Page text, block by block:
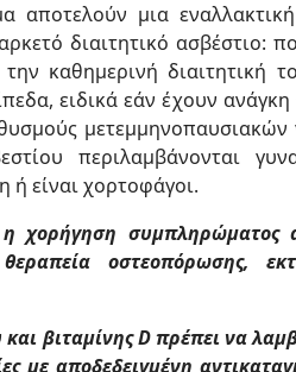
αποτελούν μια
διαιτητικό ασβέστιο:
καθημερινή διαιτητική
ειδικά εάν έχουν ανάγκη
περιλαμβάνονται
ή είναι χορτοφάγοι.
η χορήγηση συμπληρώματος
οστεοπόρωσης,
βιταμίνης D πρέπει να
με αποδεδειγμένη